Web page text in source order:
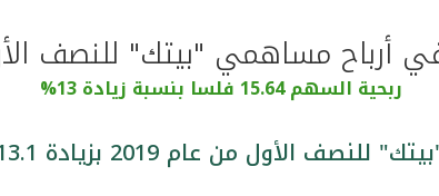
ربحية السهم 15.64 فلسا بنسبة زيادة 13%